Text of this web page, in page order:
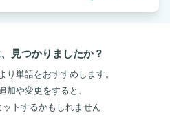
見つかりましたか？
り単語をおすすめします。
加や変更をすると、
トするかもしれません